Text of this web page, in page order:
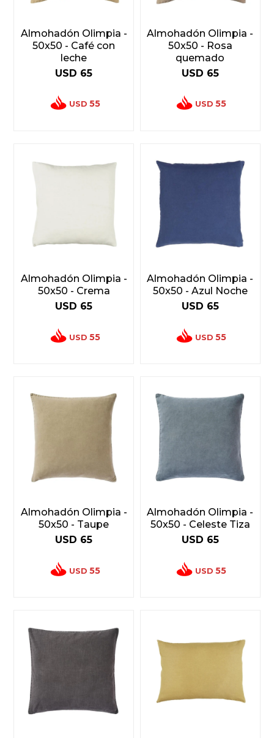
Almohadón Olimpia -
50x50 - Café con
leche
USD 65
USD 55
Almohadón Olimpia -
50x50 - Rosa
quemado
USD 65
USD 55
Almohadón Olimpia -
50x50 - Crema
USD 65
USD 55
Almohadón Olimpia -
50x50 - Azul Noche
USD 65
USD 55
Almohadón Olimpia -
50x50 - Taupe
USD 65
USD 55
Almohadón Olimpia -
50x50 - Celeste Tiza
USD 65
USD 55